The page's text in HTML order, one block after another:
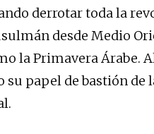
derrotar toda la
desde Medio
la Primavera Árabe.
papel de bastión de